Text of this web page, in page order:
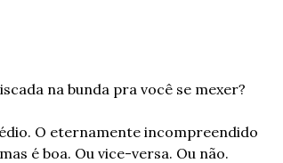
na bunda pra você se mexer?
O eternamente incompreendido
é boa. Ou vice-versa. Ou não.